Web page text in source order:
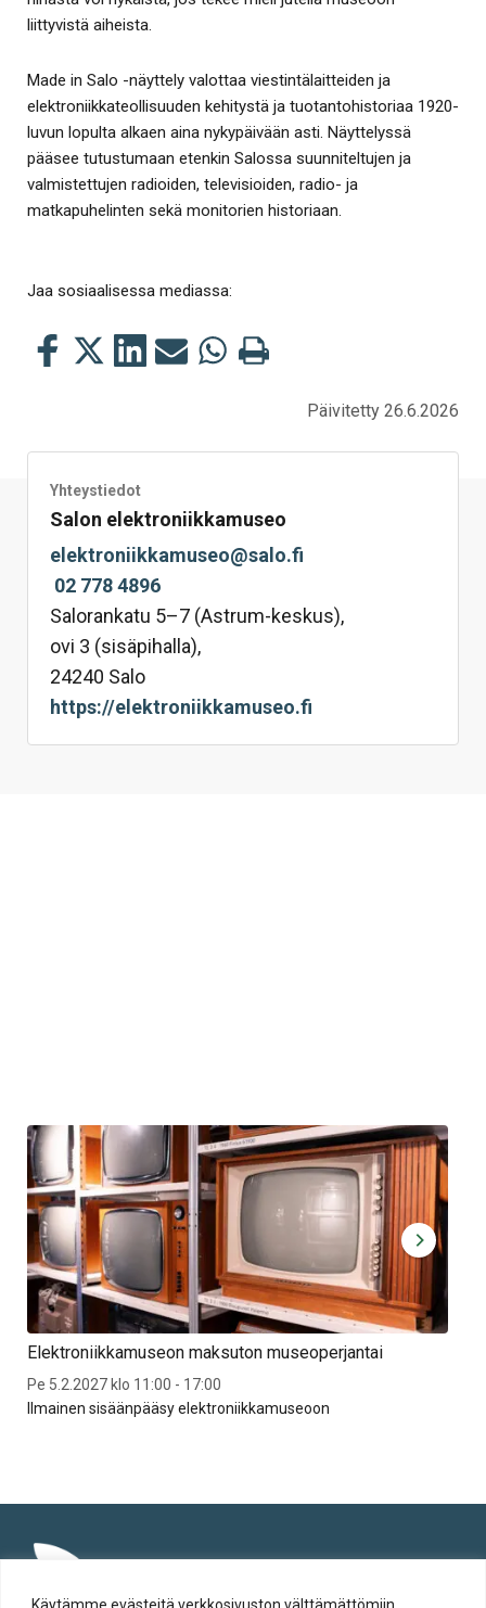
Käytämme evästeitä verkkosivuston välttämättömiin
liittyvistä aiheista.
Made in Salo -näyttely valottaa viestintälaitteiden ja
elektroniikkateollisuuden kehitystä ja tuotantohistoriaa 1920-
luvun lopulta alkaen aina nykypäivään asti. Näyttelyssä
pääsee tutustumaan etenkin Salossa suunniteltujen ja
valmistettujen radioiden, televisioiden, radio- ja
matkapuhelinten sekä monitorien historiaan.
Jaa sosiaalisessa mediassa:
Jaa
Jaa
Jaa Jaa Jaa
WhatsApp:ssa
Tulosta
Päivitetty 26.6.2026
Yhteystiedot
Salon elektroniikkamuseo
elektroniikkamuseo@salo.fi
02 778 4896
Salorankatu 5–7 (Astrum-keskus),
ovi 3 (sisäpihalla),
24240 Salo
https://elektroniikkamuseo.fi
Elektroniikkamuseon maksuton museoperjantai
Pe 5.2.2027 klo 11:00 - 17:00
Ilmainen sisäänpääsy elektroniikkamuseoon